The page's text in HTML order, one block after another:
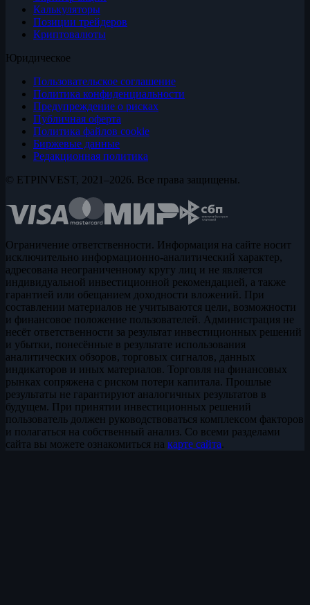
Калькуляторы
Позиции трейдеров
Криптовалюты
Юридическое
Пользовательское соглашение
Политика конфиденциальности
Предупреждение о рисках
Публичная оферта
Политика файлов cookie
Биржевые данные
Редакционная политика
© ETPINVEST, 2021–2026. Все права защищены.
Ограничение ответственности. Информация на сайте носит
исключительно информационно-аналитический характер,
адресована неограниченному кругу лиц и не является
индивидуальной инвестиционной рекомендацией, а также
гарантией или обещанием доходности вложений. При
составлении материалов не учитываются цели, возможности
и финансовое положение пользователей. Администрация не
несёт ответственности за результат инвестиционных решений
и убытки, понесённые в результате использования
аналитических обзоров, торговых сигналов, данных
индикаторов и иных материалов. Торговля на финансовых
рынках сопряжена с риском потери капитала. Прошлые
результаты не гарантируют аналогичных результатов в
будущем. При принятии инвестиционных решений
пользователь должен руководствоваться комплексом факторов
и полагаться на собственный анализ. Со всеми разделами
сайта вы можете ознакомиться на карте сайта.